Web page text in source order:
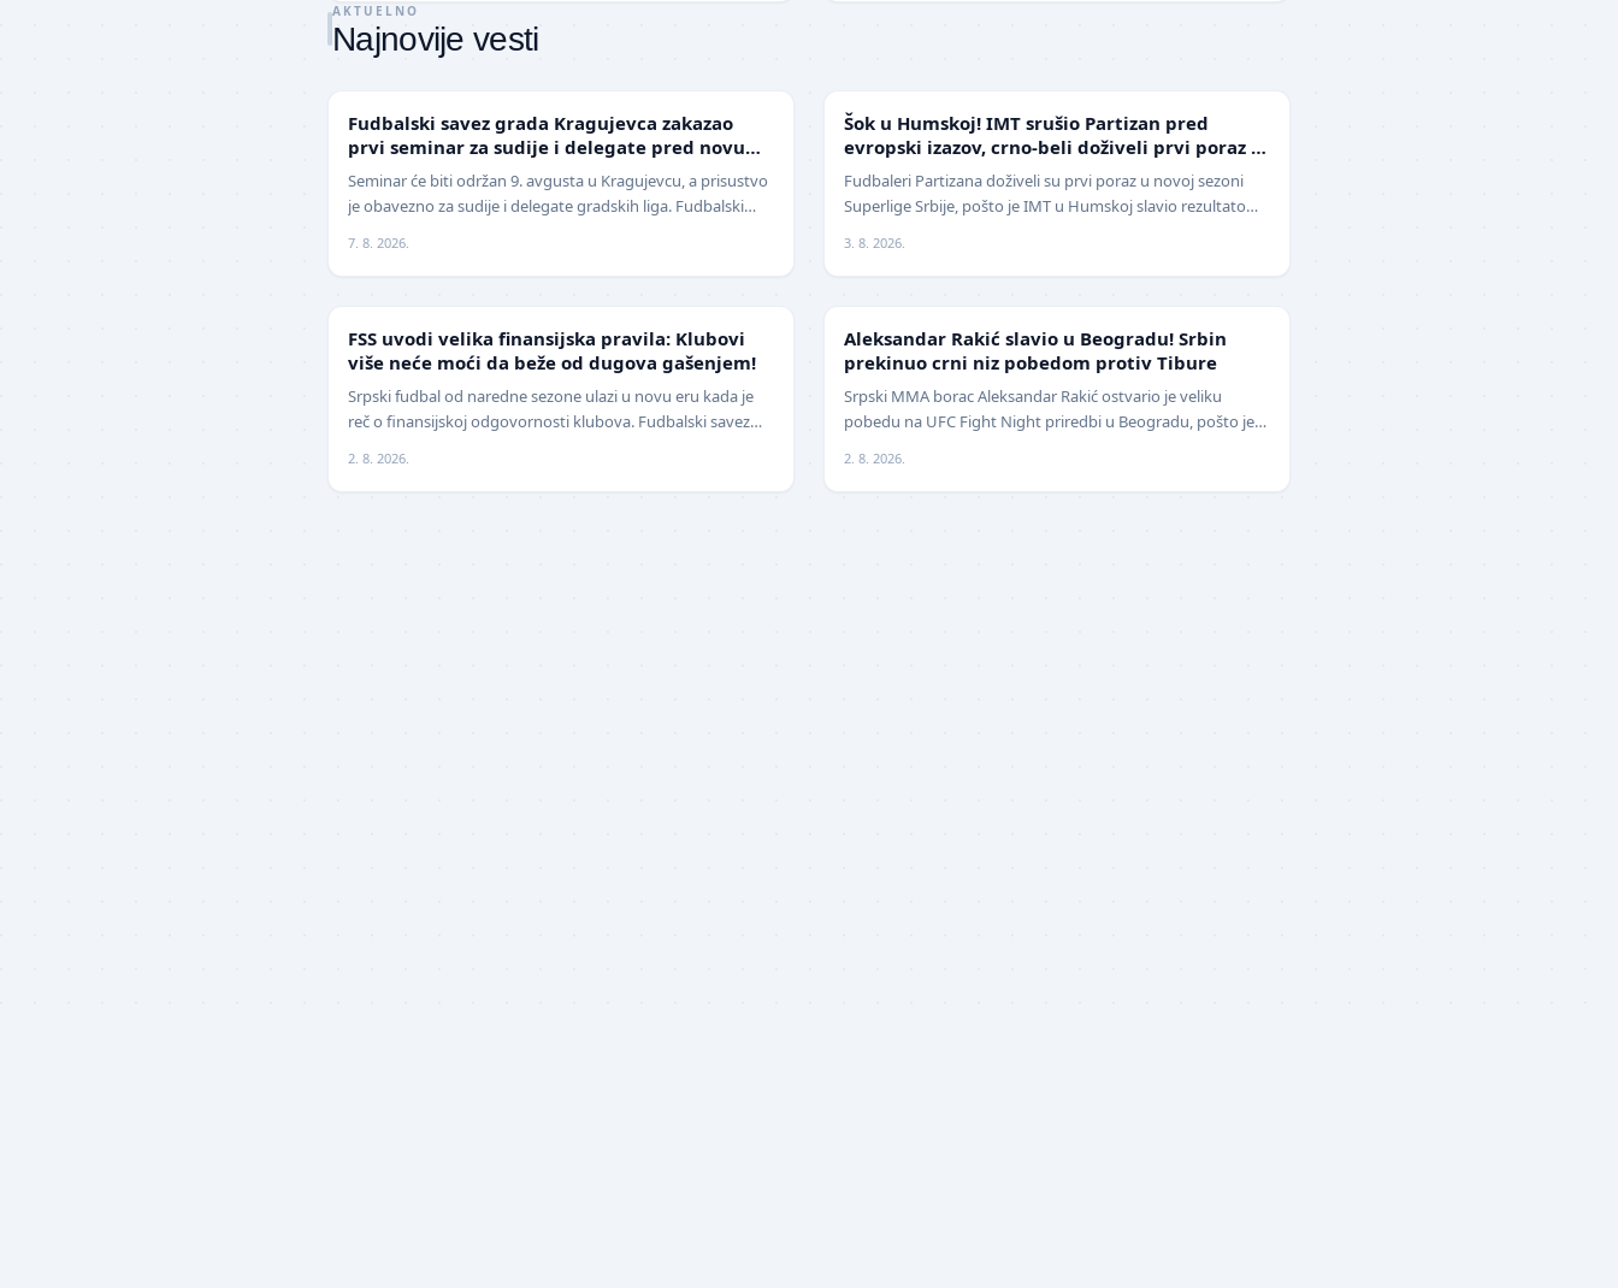
AKTUELNO
Najnovije vesti
Fudbalski savez grada Kragujevca zakazao
prvi seminar za sudije i delegate pred novu
sezonu
Seminar će biti održan 9. avgusta u Kragujevcu, a prisustvo
je obavezno za sudije i delegate gradskih liga. Fudbalski
7. 8. 2026.
Šok u Humskoj! IMT srušio Partizan pred
evropski izazov, crno-beli doživeli prvi poraz u
sezoni
Fudbaleri Partizana doživeli su prvi poraz u novoj sezoni
Superlige Srbije, pošto je IMT u Humskoj slavio rezultatom
3. 8. 2026.
FSS uvodi velika finansijska pravila: Klubovi
više neće moći da beže od dugova gašenjem!
Srpski fudbal od naredne sezone ulazi u novu eru kada je
reč o finansijskoj odgovornosti klubova. Fudbalski savez
2. 8. 2026.
Aleksandar Rakić slavio u Beogradu! Srbin
prekinuo crni niz pobedom protiv Tibure
Srpski MMA borac Aleksandar Rakić ostvario je veliku
pobedu na UFC Fight Night priredbi u Beogradu, pošto je
2. 8. 2026.